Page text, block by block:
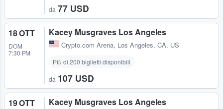
da 77 USD
18 OTT
DOM
7:30 PM
Kacey Musgraves Los Angeles
Crypto.com Arena, Los Angeles, CA, US
Più di 200 biglietti disponibili
da 107 USD
19 OTT Kacey Musgraves Los Angeles